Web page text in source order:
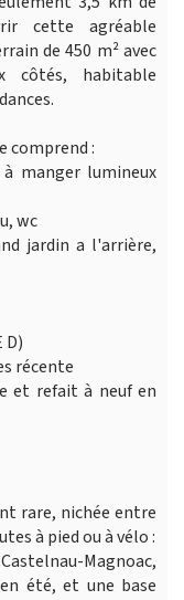
cette agréable
de 450 m² avec
côtés, habitable
comprend :
manger lumineux
wc
jardin a l'arrière,
D)
récente
et refait à neuf en
rare, nichée entre
à pied ou à vélo :
Magnoac,
été, et une base